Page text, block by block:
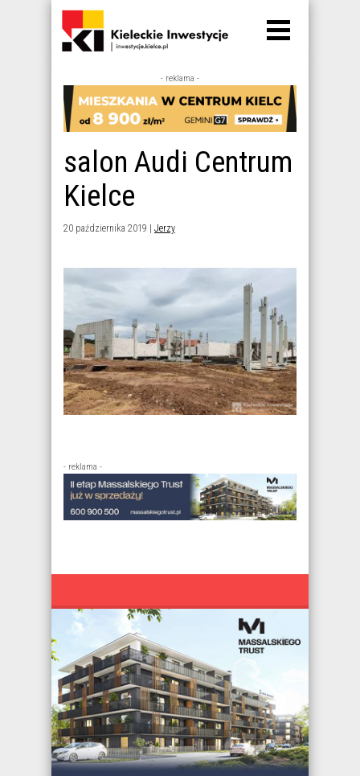
- reklama -
salon Audi Centrum
Kielce
20 października 2019 | Jerzy
- reklama -